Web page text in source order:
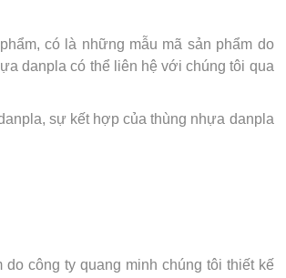
có là những mẫu mã sản phẩm do
danpla có thể liên hệ với chúng tôi qua
sự kết hợp của thùng nhựa danpla
công ty quang minh chúng tôi thiết kế